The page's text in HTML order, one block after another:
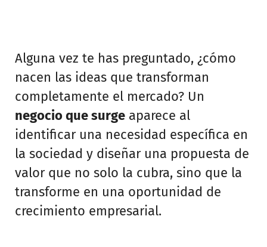
Alguna vez te has preguntado, ¿cómo
nacen las ideas que transforman
completamente el mercado? Un
negocio que surge aparece al
identificar una necesidad específica en
la sociedad y diseñar una propuesta de
valor que no solo la cubra, sino que la
transforme en una oportunidad de
crecimiento empresarial.